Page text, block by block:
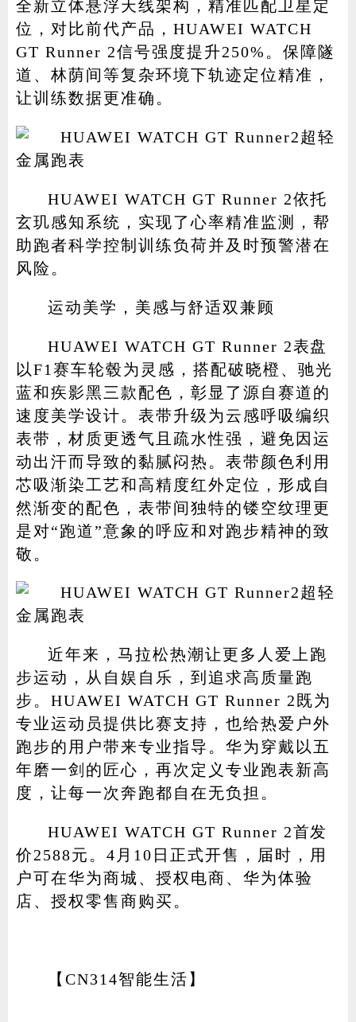
全新立体悬浮天线架构，精准匹配卫星定
位，对比前代产品，HUAWEI WATCH
GT Runner 2信号强度提升250%。保障隧
道、林荫间等复杂环境下轨迹定位精准，
让训练数据更准确。
HUAWEI WATCH GT Runner 2依托
玄玑感知系统，实现了心率精准监测，帮
助跑者科学控制训练负荷并及时预警潜在
风险。
运动美学，美感与舒适双兼顾
HUAWEI WATCH GT Runner 2表盘
以F1赛车轮毂为灵感，搭配破晓橙、驰光
蓝和疾影黑三款配色，彰显了源自赛道的
速度美学设计。表带升级为云感呼吸编织
表带，材质更透气且疏水性强，避免因运
动出汗而导致的黏腻闷热。表带颜色利用
芯吸渐染工艺和高精度红外定位，形成自
然渐变的配色，表带间独特的镂空纹理更
是对“跑道”意象的呼应和对跑步精神的致
敬。
近年来，马拉松热潮让更多人爱上跑
步运动，从自娱自乐，到追求高质量跑
步。HUAWEI WATCH GT Runner 2既为
专业运动员提供比赛支持，也给热爱户外
跑步的用户带来专业指导。华为穿戴以五
年磨一剑的匠心，再次定义专业跑表新高
度，让每一次奔跑都自在无负担。
HUAWEI WATCH GT Runner 2首发
价2588元。4月10日正式开售，届时，用
户可在华为商城、授权电商、华为体验
店、授权零售商购买。
【CN314智能生活】